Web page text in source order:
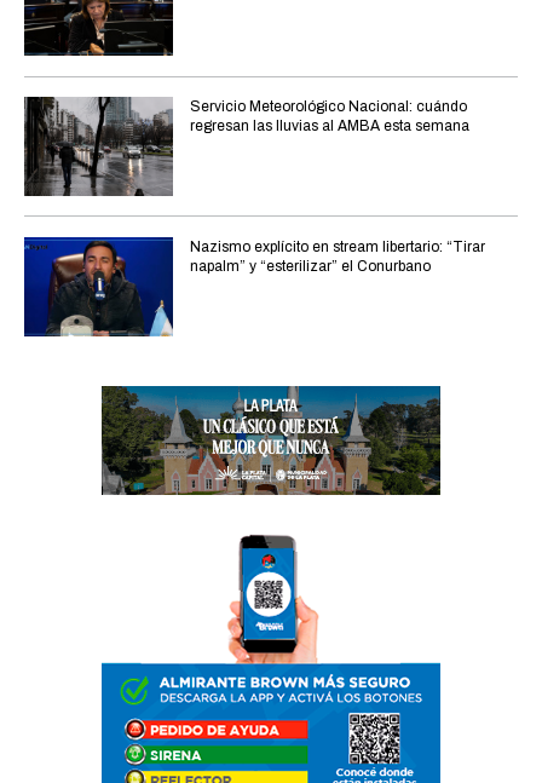
Servicio Meteorológico Nacional: cuándo
regresan las lluvias al AMBA esta semana
Nazismo explícito en stream libertario: “Tirar
napalm” y “esterilizar” el Conurbano